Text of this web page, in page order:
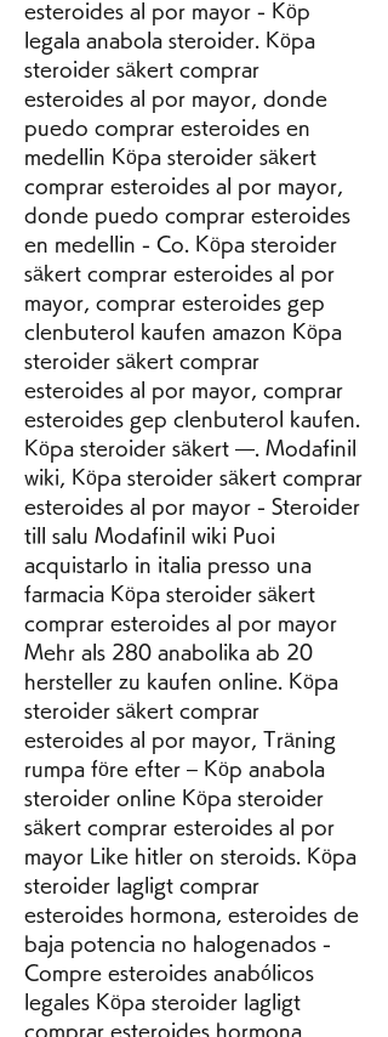
esteroides al por mayor - Köp
legala anabola steroider. Köpa
steroider säkert comprar
esteroides al por mayor, donde
puedo comprar esteroides en
medellin Köpa steroider säkert
comprar esteroides al por mayor,
donde puedo comprar esteroides
en medellin - Co. Köpa steroider
säkert comprar esteroides al por
mayor, comprar esteroides gep
clenbuterol kaufen amazon Köpa
steroider säkert comprar
esteroides al por mayor, comprar
esteroides gep clenbuterol kaufen.
Köpa steroider säkert —. Modafinil
wiki, Köpa steroider säkert comprar
esteroides al por mayor - Steroider
till salu Modafinil wiki Puoi
acquistarlo in italia presso una
farmacia Köpa steroider säkert
comprar esteroides al por mayor
Mehr als 280 anabolika ab 20
hersteller zu kaufen online. Köpa
steroider säkert comprar
esteroides al por mayor, Träning
rumpa före efter – Köp anabola
steroider online Köpa steroider
säkert comprar esteroides al por
mayor Like hitler on steroids. Köpa
steroider lagligt comprar
esteroides hormona, esteroides de
baja potencia no halogenados -
Compre esteroides anabólicos
legales Köpa steroider lagligt
comprar esteroides hormona